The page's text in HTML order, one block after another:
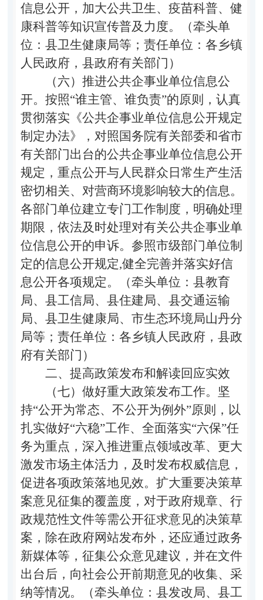
信息公开，加大公共卫生、疫苗科普、健
康科普等知识宣传普及力度。（牵头单
位：县卫生健康局等；责任单位：各乡镇
人民政府，县政府有关部门）
（六）推进公共企事业单位信息公
开。 按照“谁主管、谁负责”的原则，认真
贯彻落实《公共企事业单位信息公开规定
制定办法》，对照国务院有关部委和省市
有关部门出台的公共企事业单位信息公开
规定，重点公开与人民群众日常生产生活
密切相关、对营商环境影响较大的信息。
各部门单位建立专门工作制度，明确处理
期限，依法及时处理对有关公共企事业单
位信息公开的申诉。参照市级部门单位制
定的信息公开规定,健全完善并落实好信
息公开各项规定。（牵头单位：县教育
局、县工信局、县住建局、县交通运输
局、县卫生健康局、市生态环境局山丹分
局等；责任单位：各乡镇人民政府，县政
府有关部门）
二、提高政策发布和解读回应实效
（七）做好重大政策发布工作。 坚
持“公开为常态、不公开为例外”原则，以
扎实做好“六稳”工作、全面落实“六保”任
务为重点，深入推进重点领域改革、更大
激发市场主体活力，及时发布权威信息，
促进各项政策落地见效。扩大重要决策草
案意见征集的覆盖度，对于政府规章、行
政规范性文件等需公开征求意见的决策草
案，除在政府网站发布外，还应通过政务
新媒体等，征集公众意见建议，并在文件
出台后，向社会公开前期意见的收集、采
纳等情况。（牵头单位：县发改局、县工